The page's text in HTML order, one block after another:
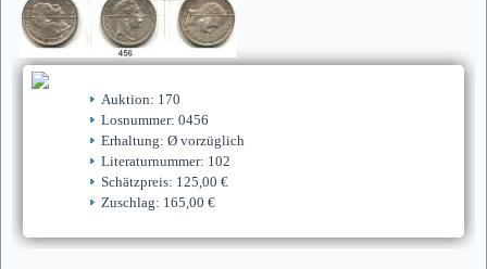
Auktion: 170
Losnummer: 0456
Erhaltung: Ø vorzüglich
Literaturnummer: 102
Schätzpreis: 125,00 €
Zuschlag: 165,00 €